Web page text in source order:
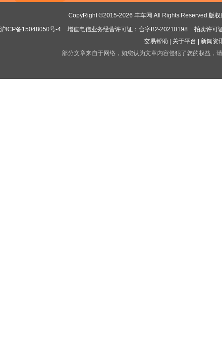
CopyRight ©2015-2026 丰车网 All Rights Reserved 版权
沪ICP备15048050号-4
增值电信业务经营许可证：合字B2-20210198
拍卖许可
交易帮助 |
关于平台 |
新闻资
部分文章来自于网络，如您认为文章内容侵犯了您的权益，